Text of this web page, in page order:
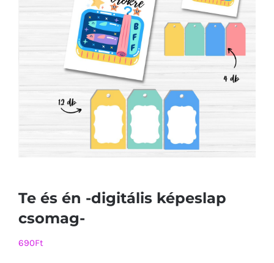
Te és én -digitális képeslap
csomag-
690Ft